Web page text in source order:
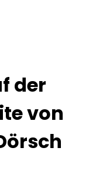
der
von